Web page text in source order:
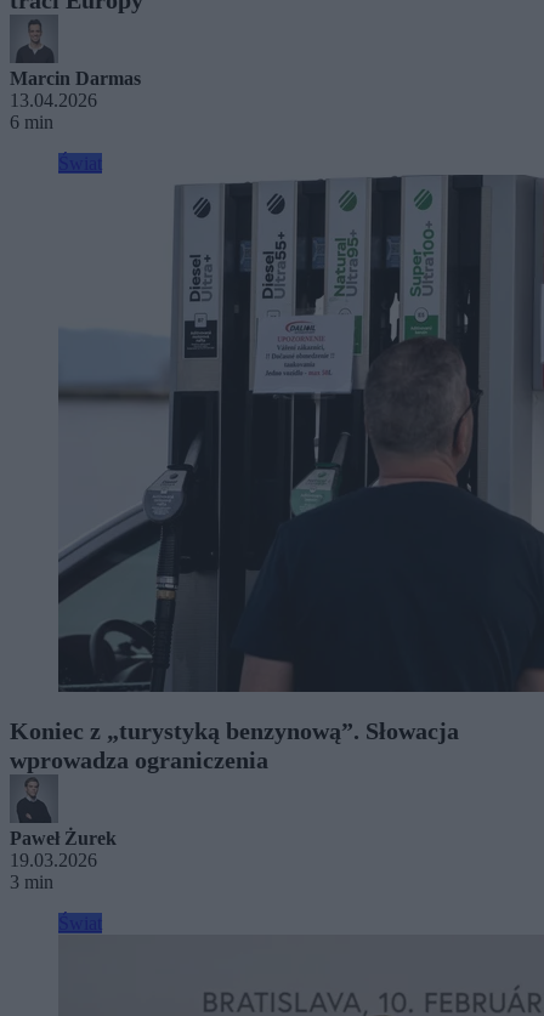
Marcin Darmas
13.04.2026
6 min
Koniec z „turystyką benzynową”. Słowacja
wprowadza ograniczenia
Paweł Żurek
19.03.2026
3 min